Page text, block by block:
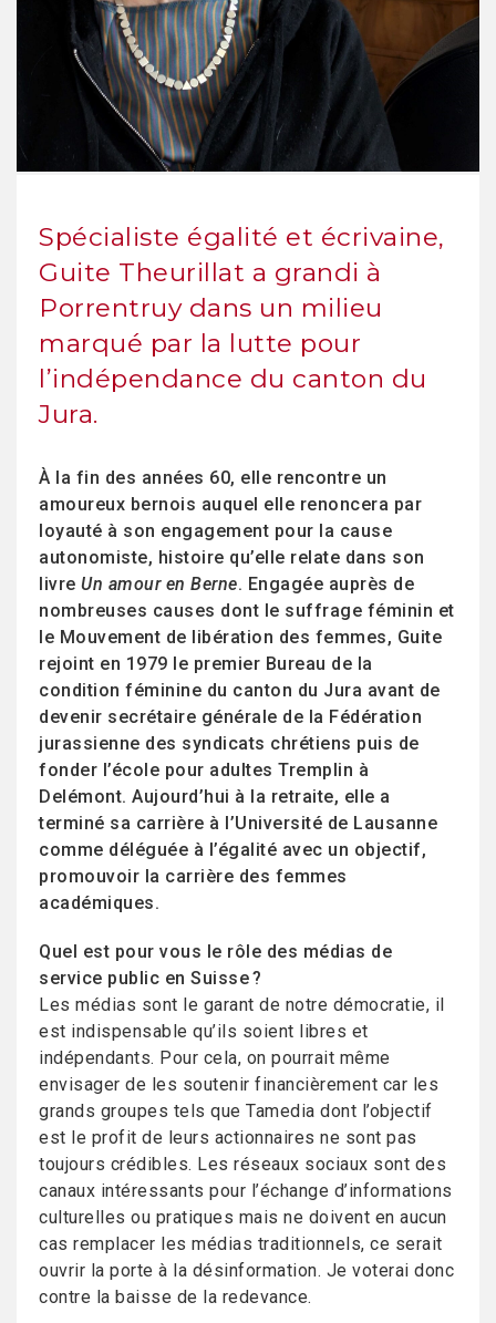
Spécialiste égalité et écrivaine,
Guite Theurillat a grandi à
Porrentruy dans un milieu
marqué par la lutte pour
l’indépendance du canton du
Jura.
À la fin des années 60, elle rencontre un
amoureux bernois auquel elle renoncera par
loyauté à son engagement pour la cause
autonomiste, histoire qu’elle relate dans son
livre Un amour en Berne. Engagée auprès de
nombreuses causes dont le suffrage féminin et
le Mouvement de libération des femmes, Guite
rejoint en 1979 le premier Bureau de la
condition féminine du canton du Jura avant de
devenir secrétaire générale de la Fédération
jurassienne des syndicats chrétiens puis de
fonder l’école pour adultes Tremplin à
Delémont. Aujourd’hui à la retraite, elle a
terminé sa carrière à l’Université de Lausanne
comme déléguée à l’égalité avec un objectif,
promouvoir la carrière des femmes
académiques.
Quel est pour vous le rôle des médias de
service public en Suisse ?
Les médias sont le garant de notre démocratie, il
est indispensable qu’ils soient libres et
indépendants. Pour cela, on pourrait même
envisager de les soutenir financièrement car les
grands groupes tels que Tamedia dont l’objectif
est le profit de leurs actionnaires ne sont pas
toujours crédibles. Les réseaux sociaux sont des
canaux intéressants pour l’échange d’informations
culturelles ou pratiques mais ne doivent en aucun
cas remplacer les médias traditionnels, ce serait
ouvrir la porte à la désinformation. Je voterai donc
contre la baisse de la redevance.